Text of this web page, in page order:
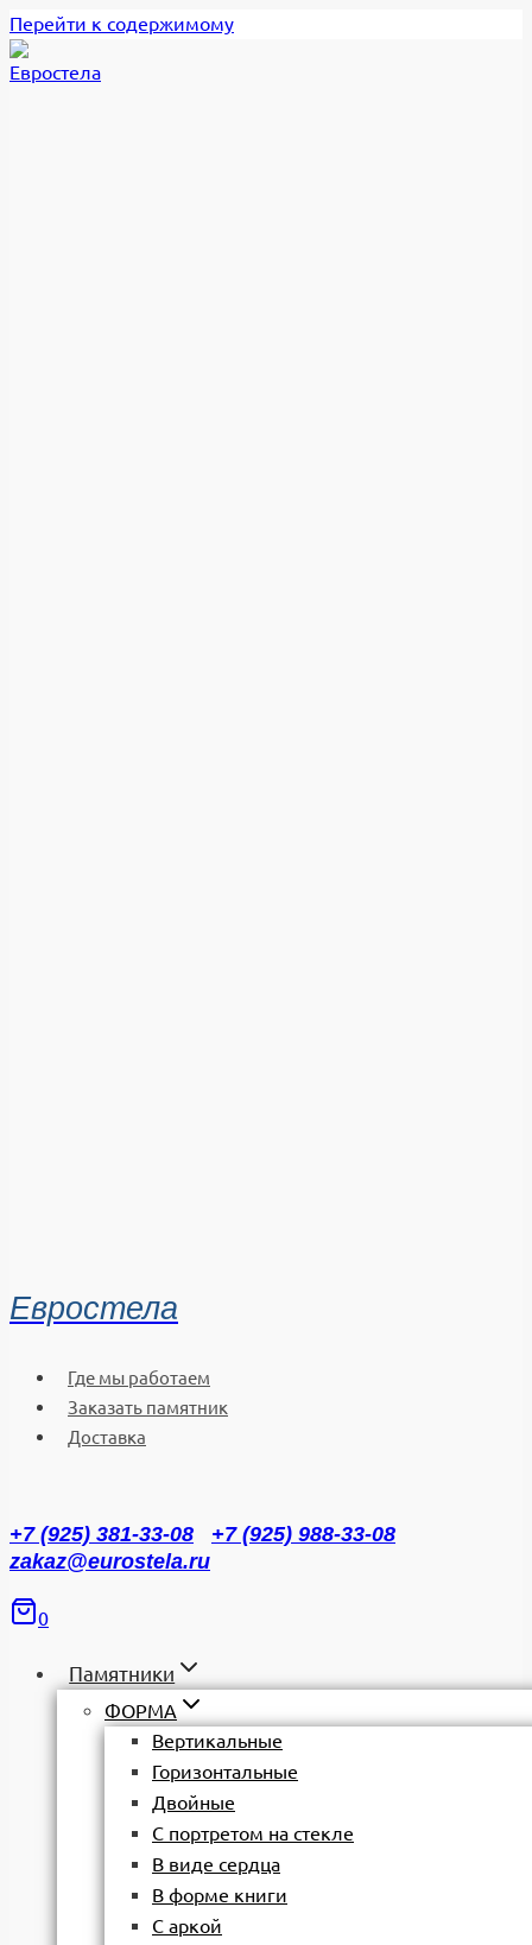
Перейти к содержимому
Евростела
Где мы работаем
Заказать памятник
Доставка
+7 (925) 381-33-08
+7 (925) 988-33-08
zakaz@eurostela.ru
0
Памятники
ФОРМА
Вертикальные
Горизонтальные
Двойные
С портретом на стекле
В виде сердца
В форме книги
С аркой